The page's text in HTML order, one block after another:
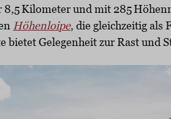
8,5 Kilometer und mit 285
Höhenloipe, die gleichzeitig als
Gelegenheit zur Rast und